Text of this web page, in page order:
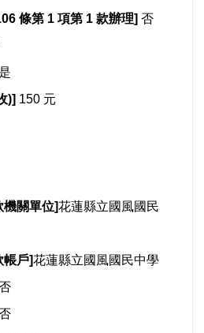
條第 1 項第 1 款辦理] 否
是
)] 150 元
關單位]花蓮縣立國風國民
帳戶]花蓮縣立國風國民中學